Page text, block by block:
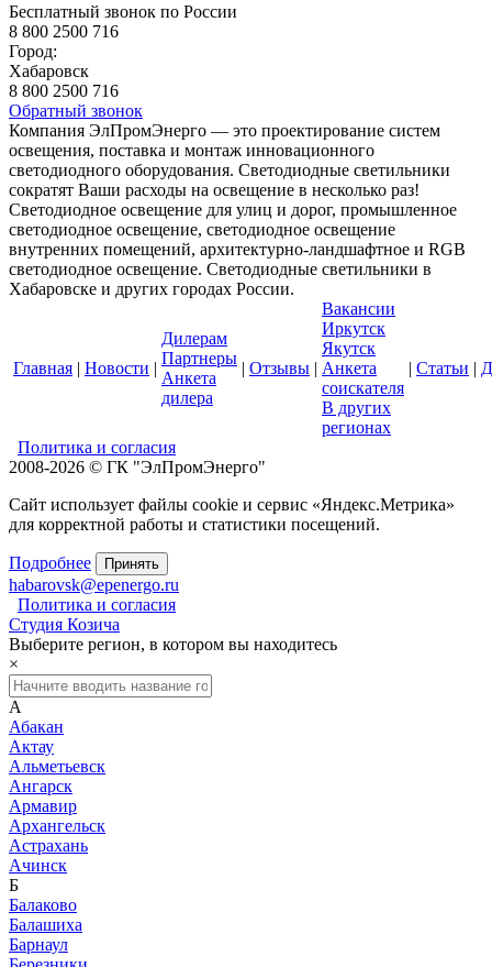
Бесплатный звонок по России
8 800 2500 716
Город:
Хабаровск
8 800 2500 716
Обратный звонок
Компания ЭлПромЭнерго — это проектирование систем
освещения, поставка и монтаж инновационного
светодиодного оборудования. Светодиодные светильники
сократят Ваши расходы на освещение в несколько раз!
Светодиодное освещение для улиц и дорог, промышленное
светодиодное освещение, светодиодное освещение
внутренних помещений, архитектурно-ландшафтное и RGB
светодиодное освещение. Светодиодные светильники в
Хабаровске и других городах России.
Главная | Новости |
Дилерам
Партнеры
Анкета
дилера
| Отзывы |
Вакансии
Иркутск
Якутск
Анкета
соискателя
В других
регионах
| Статьи |
Политика и согласия
2008-2026 © ГК "ЭлПромЭнерго"
Сайт использует файлы cookie и сервис «Яндекс.Метрика»
для корректной работы и статистики посещений.
Подробнее Принять
habarovsk@epenergo.ru
Политика и согласия
Студия Козича
Выберите регион, в котором вы находитесь
×
А
Абакан
Актау
Альметьевск
Ангарск
Армавир
Архангельск
Астрахань
Ачинск
Б
Балаково
Балашиха
Барнаул